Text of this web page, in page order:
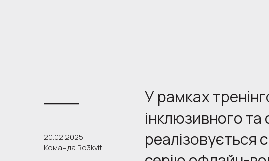
20.02.2025
Команда Ro3kvit
У рамках
інклюзивного та
реалізовується